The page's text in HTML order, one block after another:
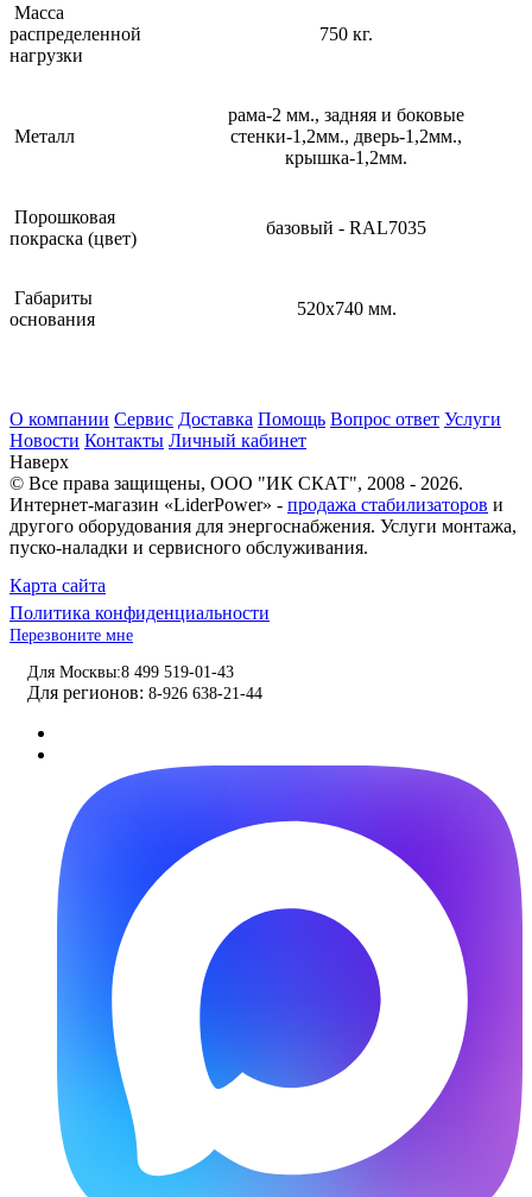
Масса
распределенной
нагрузки
750 кг.
Металл
рама-2 мм., задняя и боковые
стенки-1,2мм., дверь-1,2мм.,
крышка-1,2мм.
Порошковая
покраска (цвет)
базовый - RAL7035
Габариты
основания
520х740 мм.
О компании Сервис Доставка Помощь Вопрос ответ Услуги
Новости Контакты Личный кабинет
Наверх
© Все права защищены, ООО "ИК СКАТ", 2008 - 2026.
Интернет-магазин «LiderPower» - продажа стабилизаторов и
другого оборудования для энергоснабжения. Услуги монтажа,
пуско-наладки и сервисного обслуживания.
Карта сайта
Политика конфиденциальности
Перезвоните мне
Для Москвы:8 499 519-01-43
Для регионов: 8-926 638-21-44